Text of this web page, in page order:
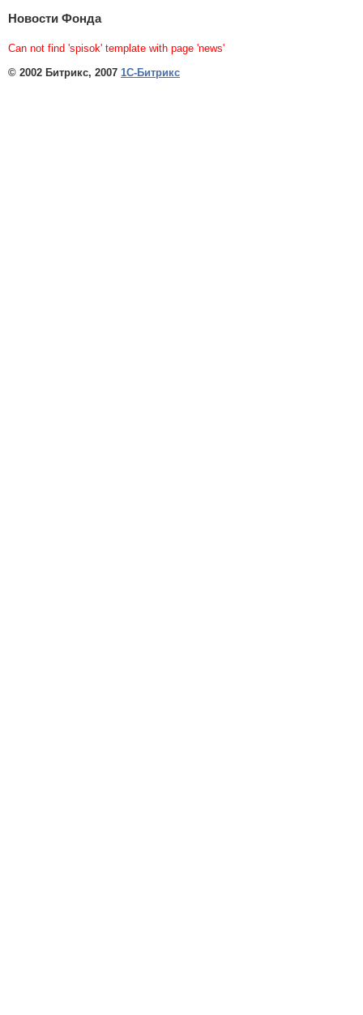
Новости Фонда
Can not find 'spisok' template with page 'news'
© 2002 Битрикс, 2007 1С-Битрикс